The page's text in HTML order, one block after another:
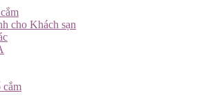
cho Khách sạn
cắm